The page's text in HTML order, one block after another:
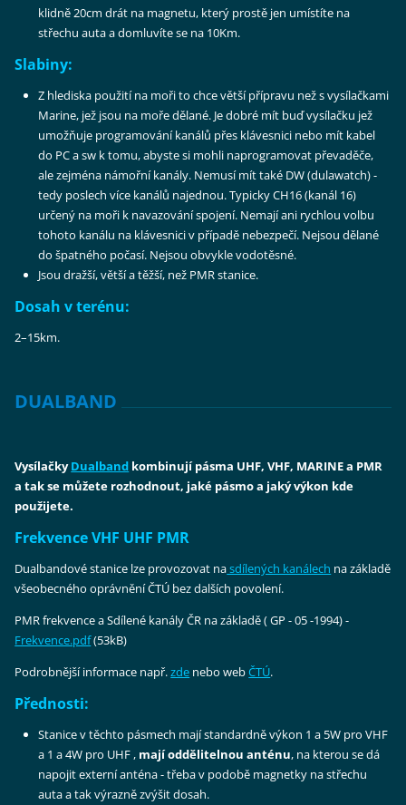
klidně 20cm drát na magnetu, který prostě jen umístíte na
střechu auta a domluvíte se na 10Km.
Slabiny:
Z hlediska použití na moři to chce větší přípravu než s vysílačkami
Marine, jež jsou na moře dělané. Je dobré mít buď vysílačku jež
umožňuje programování kanálů přes klávesnici nebo mít kabel
do PC a sw k tomu, abyste si mohli naprogramovat převaděče,
ale zejména námořní kanály. Nemusí mít také DW (dulawatch) -
tedy poslech více kanálů najednou. Typicky CH16 (kanál 16)
určený na moři k navazování spojení. Nemají ani rychlou volbu
tohoto kanálu na klávesnici v případě nebezpečí. Nejsou dělané
do špatného počasí. Nejsou obvykle vodotěsné.
Jsou dražší, větší a těžší, než PMR stanice.
Dosah v terénu:
2–15km.
DUALBAND
VysílačkyDualband kombinují pásma UHF, VHF, MARINE a PMR
a tak se můžete rozhodnout, jaké pásmo a jaký výkon kde
použijete.
Frekvence VHF UHF PMR
Dualbandové stanice lze provozovat nasdílených kanálech na základě
všeobecného oprávnění ČTÚ bez dalších povolení.
PMR frekvence a Sdílené kanály ČR na základě ( GP - 05 -1994) -
Frekvence.pdf(53kB)
Podrobnější informace např.zde nebo webČTÚ.
Přednosti:
Stanice v těchto pásmech mají standardně výkon 1 a 5W pro VHF
a 1 a 4W pro UHF , mají oddělitelnou anténu, na kterou se dá
napojit externí anténa - třeba v podobě magnetky na střechu
auta a tak výrazně zvýšit dosah.